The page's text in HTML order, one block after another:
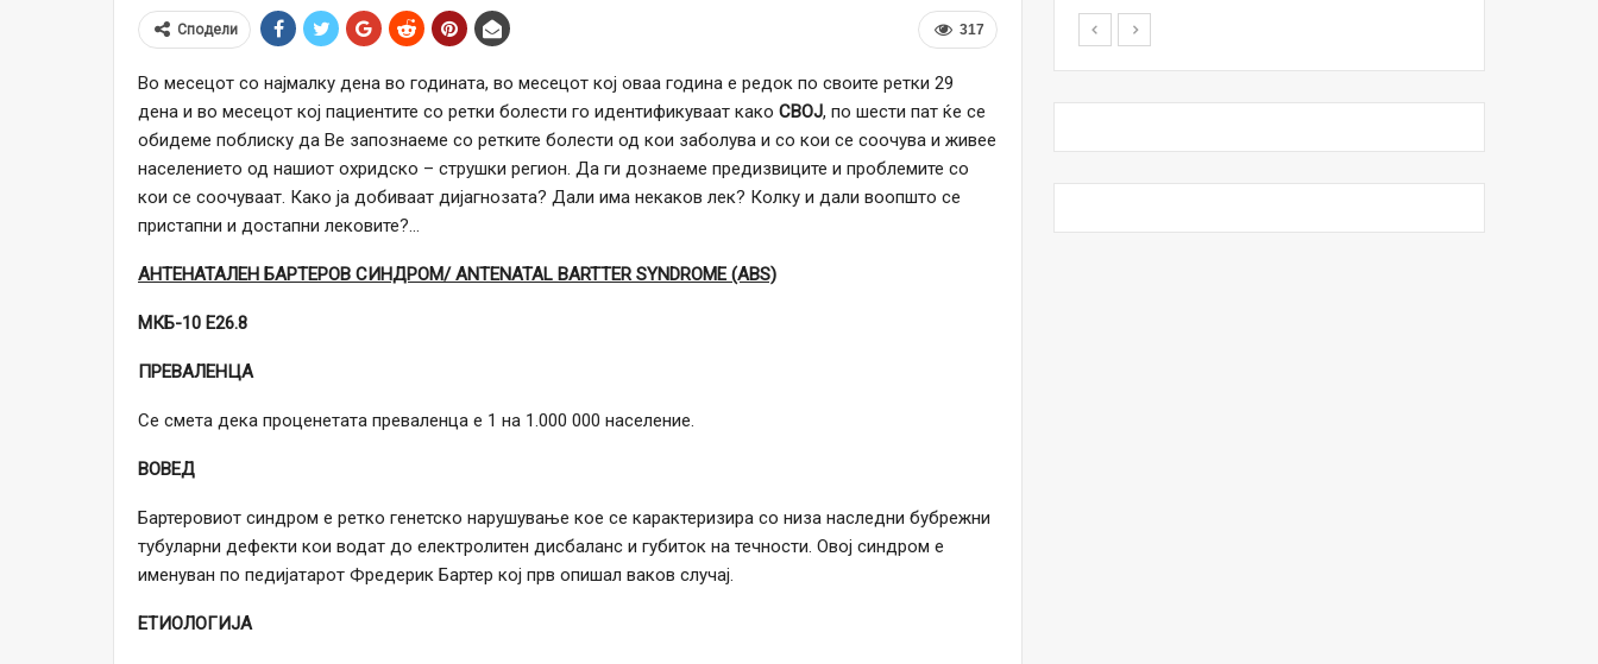
317
Сподели
Во месецот со најмалку дена во годината, во месецот кој оваа година е редок по своите ретки 29
дена и во месецот кој пациентите со ретки болести го идентификуваат како СВОЈ, по шести пат ќе се
обидеме поблиску да Ве запознаеме со ретките болести од кои заболува и со кои се соочува и живее
населението од нашиот охридско – струшки регион. Да ги дознаеме предизвиците и проблемите со
кои се соочуваат. Како ја добиваат дијагнозата? Дали има некаков лек? Колку и дали воопшто се
пристапни и достапни лековите?…
АНТЕНАТАЛЕН БАРТЕРОВ СИНДРОМ/ ANTENATAL BARTTER SYNDROME (ABS)
МКБ-10 E26.8
ПРЕВАЛЕНЦА
Се смета дека проценетата преваленца е 1 на 1.000 000 население.
ВОВЕД
Бартеровиот синдром е ретко генетско нарушување кое се карактеризира со низа наследни бубрежни
тубуларни дефекти кои водат до електролитен дисбаланс и губиток на течности. Овој синдром е
именуван по педијатарот Фредерик Бартер кој прв опишал ваков случај.
ЕТИОЛОГИЈА